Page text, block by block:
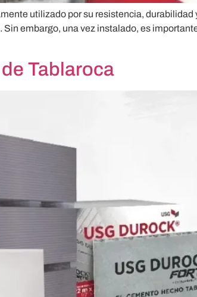
utilizado por su resistencia, durabilidad
embargo, una vez instalado, es
Tablaroca